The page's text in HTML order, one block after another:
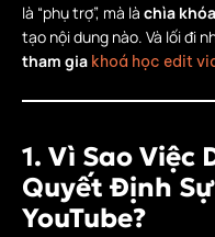
là “phụ trợ”, mà là chìa
tạo nội dung nào. Và lối đi
tham gia khoá học edit
1. Vì Sao Việc
Quyết Định
YouTube?